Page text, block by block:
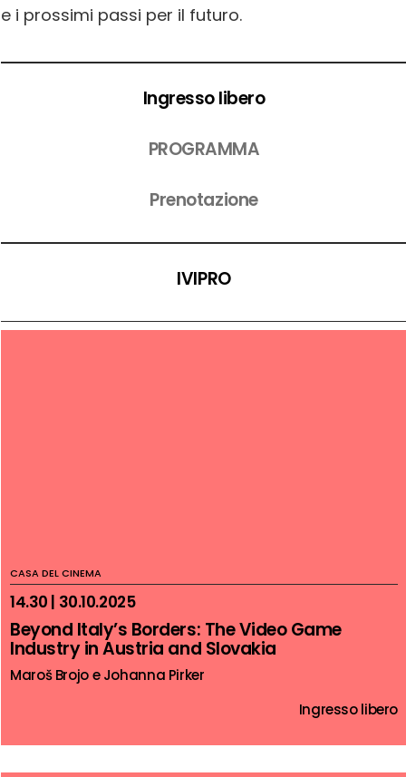
e i prossimi passi per il futuro.
Ingresso libero
PROGRAMMA
Prenotazione
IVIPRO
CASA DEL CINEMA
14.30 | 30.10.2025
Beyond Italy’s Borders: The Video Game
Industry in Austria and Slovakia
Maroš Brojo e Johanna Pirker
Ingresso libero